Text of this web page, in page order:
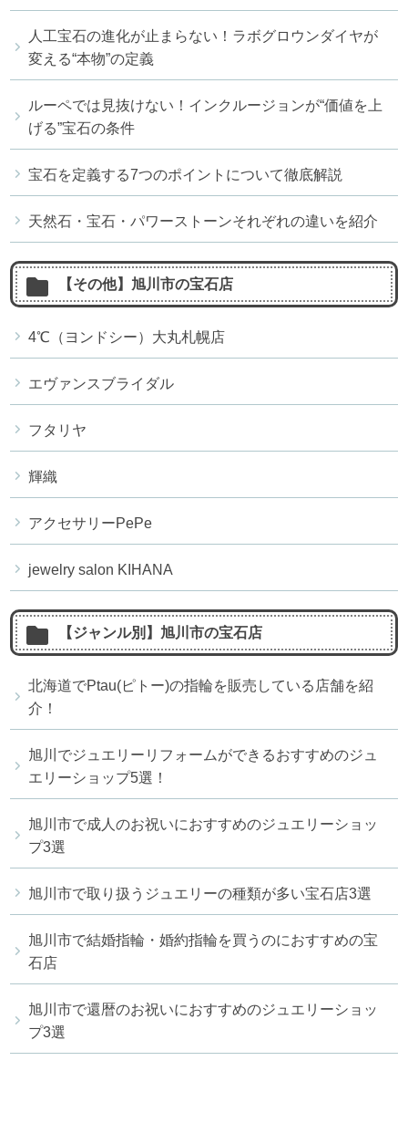
人工宝石の進化が止まらない！ラボグロウンダイヤが
変える“本物”の定義
ルーペでは見抜けない！インクルージョンが“価値を上
げる”宝石の条件
宝石を定義する7つのポイントについて徹底解説
天然石・宝石・パワーストーンそれぞれの違いを紹介
【その他】旭川市の宝石店
4℃（ヨンドシー）大丸札幌店
エヴァンスブライダル
フタリヤ
輝織
アクセサリーPePe
jewelry salon KIHANA
【ジャンル別】旭川市の宝石店
北海道でPtau(ピトー)の指輪を販売している店舗を紹
介！
旭川でジュエリーリフォームができるおすすめのジュ
エリーショップ5選！
旭川市で成人のお祝いにおすすめのジュエリーショッ
プ3選
旭川市で取り扱うジュエリーの種類が多い宝石店3選
旭川市で結婚指輪・婚約指輪を買うのにおすすめの宝
石店
旭川市で還暦のお祝いにおすすめのジュエリーショッ
プ3選